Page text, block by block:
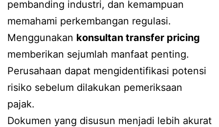
pembanding industri, dan kemampuan
memahami perkembangan regulasi.
Menggunakan konsultan transfer pricing
memberikan sejumlah manfaat penting.
Perusahaan dapat mengidentifikasi potensi
risiko sebelum dilakukan pemeriksaan
pajak.
Dokumen yang disusun menjadi lebih akurat